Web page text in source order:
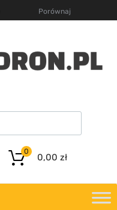
Porównaj
0,00 zł
0